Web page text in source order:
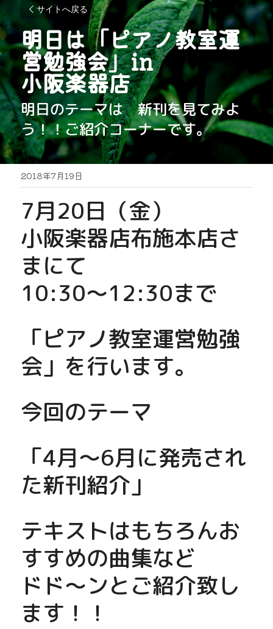
サイトへ戻る
明日は「ピアノ教室運
営勉強会」in
小阪楽器店
明日のテーマは　新刊を見てみよ
う！！ご紹介コーナーです。
2018年7月19日
7月20日（金）
小阪楽器店布施本店さ
まにて
10:30～12:30まで
「ピアノ教室運営勉強
会」を行います。
今回のテーマ
「4月～6月に発売され
た新刊紹介」
テキストはもちろんお
すすめの曲集など
ドド～ンとご紹介致し
ます！！